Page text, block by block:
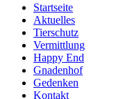
Startseite
Aktuelles
Tierschutz
Vermittlung
Happy End
Gnadenhof
Gedenken
Kontakt